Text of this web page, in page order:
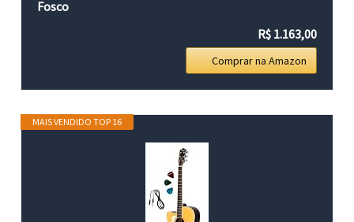
Fosco
R$ 1.163,00
Comprar na Amazon
MAIS VENDIDO TOP 16